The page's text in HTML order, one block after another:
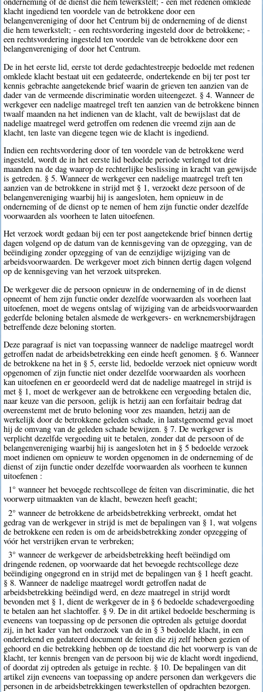
klacht ingediend ten voordele van de betrokkene door een
belangenvereniging of door het Centrum bij de onderneming of de dienst
die hem tewerkstelt; - een rechtsvordering ingesteld door de betrokkene; -
een rechtsvordering ingesteld ten voordele van de betrokkene door een
belangenvereniging of door het Centrum.
De in het eerste lid, eerste tot derde gedachtestreepje bedoelde met redenen
omklede klacht bestaat uit een gedateerde, ondertekende en bij ter post ter
kennis gebrachte aangetekende brief waarin de grieven ten aanzien van de
dader van de vermeende discriminatie worden uiteengezet. § 4. Wanneer de
werkgever een nadelige maatregel treft ten aanzien van de betrokkene binnen
twaalf maanden na het indienen van de klacht, valt de bewijslast dat de
nadelige maatregel werd getroffen om redenen die vreemd zijn aan de
klacht, ten laste van diegene tegen wie de klacht is ingediend.
Indien een rechtsvordering door of ten voordele van de betrokkene werd
ingesteld, wordt de in het eerste lid bedoelde periode verlengd tot drie
maanden na de dag waarop de rechterlijke beslissing in kracht van gewijsde
is getreden. § 5. Wanneer de werkgever een nadelige maatregel treft ten
aanzien van de betrokkene in strijd met § 1, verzoekt deze persoon of de
belangenvereniging waarbij hij is aangesloten, hem opnieuw in de
onderneming of de dienst op te nemen of hem zijn functie onder dezelfde
voorwaarden als voorheen te laten uitoefenen.
Het verzoek wordt gedaan bij een ter post aangetekende brief binnen dertig
dagen volgend op de datum van de kennisgeving van de opzegging, van de
beëindiging zonder opzegging of van de eenzijdige wijziging van de
arbeidsvoorwaarden. De werkgever moet zich binnen dertig dagen volgend
op de kennisgeving van het verzoek uitspreken.
De werkgever die de persoon opnieuw in de onderneming of in de dienst
opneemt of hem zijn functie onder dezelfde voorwaarden als voorheen laat
uitoefenen, moet de wegens ontslag of wijziging van de arbeidsvoorwaarden
gederfde beloning betalen alsmede de werkgevers- en werknemersbijdragen
betreffende deze beloning storten.
Deze paragraaf is niet van toepassing wanneer de nadelige maatregel wordt
getroffen nadat de arbeidsbetrekking een einde heeft genomen. § 6. Wanneer
de betrokkene na het in § 5, eerste lid, bedoelde verzoek niet opnieuw wordt
opgenomen of zijn functie niet onder dezelfde voorwaarden als voorheen
kan uitoefenen en er geoordeeld werd dat de nadelige maatregel in strijd is
met § 1, moet de werkgever aan de betrokkene een vergoeding betalen die,
naar keuze van die persoon, gelijk is hetzij aan een forfaitair bedrag dat
overeenstemt met de bruto beloning voor zes maanden, hetzij aan de
werkelijk door de betrokkene geleden schade, in laatstgenoemd geval moet
hij de omvang van de geleden schade bewijzen. § 7. De werkgever is
verplicht dezelfde vergoeding uit te betalen, zonder dat de persoon of de
belangenvereniging waarbij hij is aangesloten het in § 5 bedoelde verzoek
moet indienen om opnieuw te worden opgenomen in de onderneming of de
dienst of zijn functie onder dezelfde voorwaarden als voorheen te kunnen
uitoefenen :
1° wanneer het bevoegde rechtscollege de feiten van discriminatie, die het
voorwerp uitmaakten van de klacht, bewezen heeft geacht;
2° wanneer de betrokkene de arbeidsbetrekking verbreekt, omdat het
gedrag van de werkgever in strijd is met de bepalingen van § 1, wat volgens
de betrokkene een reden is om de arbeidsbetrekking zonder opzegging of
vóór het verstrijken ervan te verbreken;
3° wanneer de werkgever de arbeidsbetrekking heeft beëindigd om
dringende redenen, op voorwaarde dat het bevoegde rechtscollege deze
beëindiging ongegrond en in strijd met de bepalingen van § 1 heeft geacht.
§ 8. Wanneer de nadelige maatregel wordt getroffen nadat de
arbeidsbetrekking beëindigd werd, en deze maatregel in strijd wordt
bevonden met § 1, dient de werkgever de in § 6 bedoelde schadevergoeding
te betalen aan het slachtoffer. § 9. De in dit artikel bedoelde bescherming is
eveneens van toepassing op de personen die optreden als getuige doordat
zij, in het kader van het onderzoek van de in § 3 bedoelde klacht, in een
ondertekend en gedateerd document de feiten die zij zelf hebben gezien of
gehoord en die betrekking hebben op de toestand die het voorwerp is van de
klacht, ter kennis brengen van de persoon bij wie de klacht wordt ingediend,
of doordat zij optreden als getuige in rechte. § 10. De bepalingen van dit
artikel zijn eveneens van toepassing op andere personen dan werkgevers die
personen in de arbeidsbetrekkingen tewerkstellen of opdrachten bezorgen.